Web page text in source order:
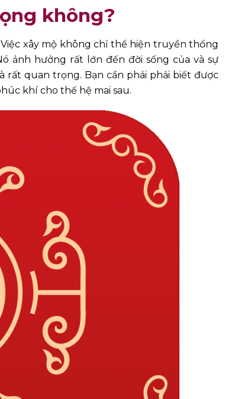
không?
xây mộ không chỉ thể hiện truyền thống
ảnh hưởng rất lớn đến đời sống của và sự
rất quan trọng. Bạn cần phải phải biết được
khí cho thế hệ mai sau.